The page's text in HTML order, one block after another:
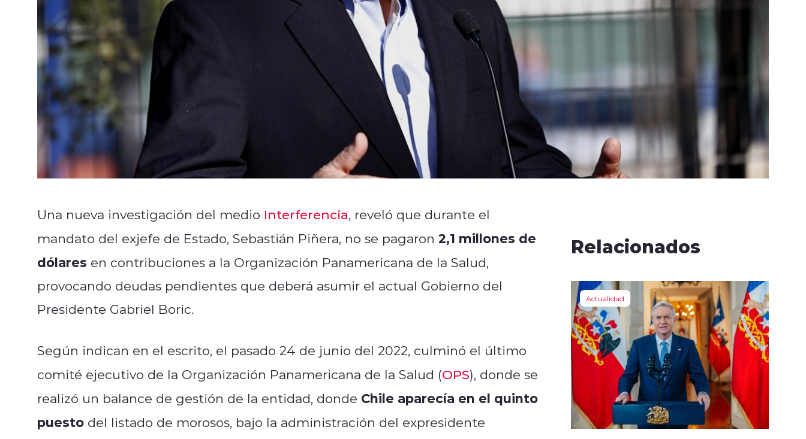
Una nueva investigación del medio Interferencia, reveló que durante el
mandato del exjefe de Estado, Sebastián Piñera, no se pagaron 2,1 millones de
dólares en contribuciones a la Organización Panamericana de la Salud,
provocando deudas pendientes que deberá asumir el actual Gobierno del
Presidente Gabriel Boric.
Según indican en el escrito, el pasado 24 de junio del 2022, culminó el último
comité ejecutivo de la Organización Panamericana de la Salud (OPS), donde se
realizó un balance de gestión de la entidad, donde Chile aparecía en el quinto
puesto del listado de morosos, bajo la administración del expresidente
Relacionados
Actualidad